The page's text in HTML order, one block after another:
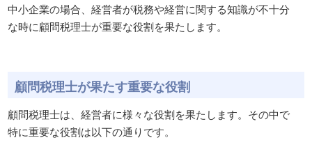
中小企業の場合、経営者が税務や経営に関する知識が不十分
な時に顧問税理士が重要な役割を果たします。
顧問税理士が果たす重要な役割
顧問税理士は、経営者に様々な役割を果たします。その中で
特に重要な役割は以下の通りです。